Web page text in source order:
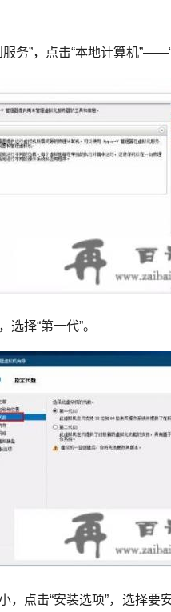
务”，点击“本地计算机”——“
择“第一代”。
，点击“安装选项”，选择